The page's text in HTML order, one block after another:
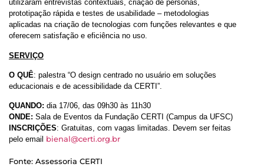
utilizaram entrevistas contextuais, criação de personas,
prototipação rápida e testes de usabilidade – metodologias
aplicadas na criação de tecnologias com funções relevantes e que
oferecem satisfação e eficiência no uso.
SERVIÇO
O QUÊ: palestra “O design centrado no usuário em soluções
educacionais e de acessibilidade da CERTI”.
QUANDO: dia 17/06, das 09h30 às 11h30
ONDE: Sala de Eventos da Fundação CERTI (Campus da UFSC)
INSCRIÇÕES: Gratuitas, com vagas limitadas. Devem ser feitas
pelo email bienal@certi.org.br
Fonte: Assessoria CERTI